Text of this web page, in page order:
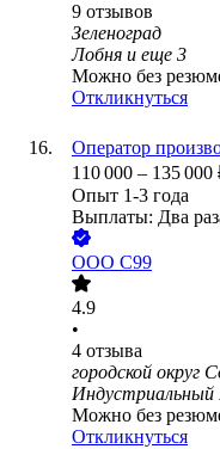
9 отзывов
Зеленоград
Лобня и еще 3
Можно без
Откликнуться
Оператор
110 000 – 135 000
Опыт 1-3 года
Выплаты: Два
ООО С99
4.9
•
4 отзыва
городской округ
Индустриальный
Можно без
Откликнуться